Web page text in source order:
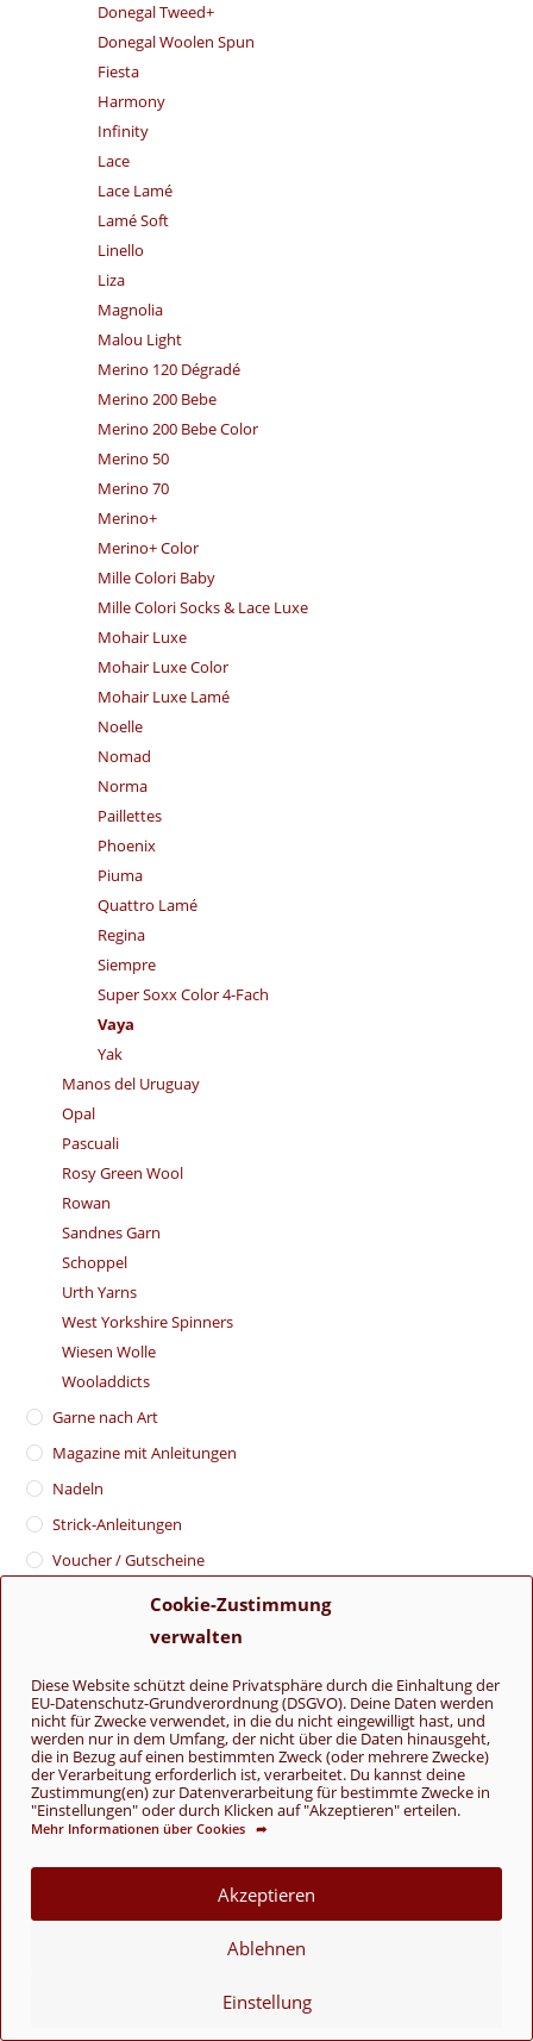
Cookie-Zustimmung
verwalten
Diese Website schützt deine Privatsphäre durch die Einhaltung der
EU-Datenschutz-Grundverordnung (DSGVO). Deine Daten werden
nicht für Zwecke verwendet, in die du nicht eingewilligt hast, und
werden nur in dem Umfang, der nicht über die Daten hinausgeht,
die in Bezug auf einen bestimmten Zweck (oder mehrere Zwecke)
der Verarbeitung erforderlich ist, verarbeitet. Du kannst deine
Zustimmung(en) zur Datenverarbeitung für bestimmte Zwecke in
"Einstellungen" oder durch Klicken auf "Akzeptieren" erteilen.
Mehr Informationen über Cookies ➦
Akzeptieren
Ablehnen
Einstellung
Donegal Tweed+
Donegal Woolen Spun
Fiesta
Harmony
Infinity
Lace
Lace Lamé
Lamé Soft
Linello
Liza
Magnolia
Malou Light
Merino 120 Dégradé
Merino 200 Bebe
Merino 200 Bebe Color
Merino 50
Merino 70
Merino+
Merino+ Color
Mille Colori Baby
Mille Colori Socks & Lace Luxe
Mohair Luxe
Mohair Luxe Color
Mohair Luxe Lamé
Noelle
Nomad
Norma
Paillettes
Phoenix
Piuma
Quattro Lamé
Regina
Siempre
Super Soxx Color 4-Fach
Vaya
Yak
Manos del Uruguay
Opal
Pascuali
Rosy Green Wool
Rowan
Sandnes Garn
Schoppel
Urth Yarns
West Yorkshire Spinners
Wiesen Wolle
Wooladdicts
Garne nach Art
Magazine mit Anleitungen
Nadeln
Strick-Anleitungen
Voucher / Gutscheine
Wolle nach Farbe
Beige
Blau
Grau (2)